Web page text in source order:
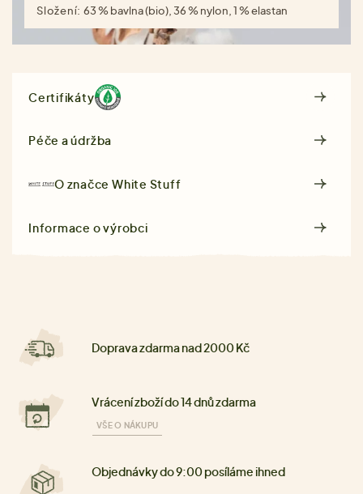
Složení:63 % bavlna (bio), 36 % nylon, 1 % elastan
Certifikáty
Péče a údržba
O značceWhite Stuff
Informace o výrobci
Doprava zdarma nad 2000 Kč
Vrácení zboží do 14 dnů zdarma
VŠE O NÁKUPU
Objednávky do 9:00 posíláme ihned